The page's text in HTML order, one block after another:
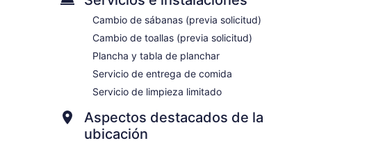
Cambio de sábanas (previa solicitud)
Cambio de toallas (previa solicitud)
Plancha y tabla de planchar
Servicio de entrega de comida
Servicio de limpieza limitado
Aspectos destacados de la
ubicación